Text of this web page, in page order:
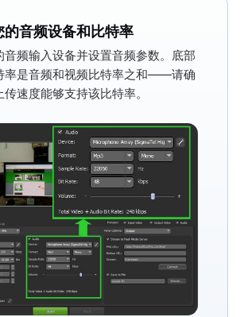
的音频设备和比特率
音频输入设备并设置音频参数。底部
率是音频和视频比特率之和——请确
速度能够支持该比特率。